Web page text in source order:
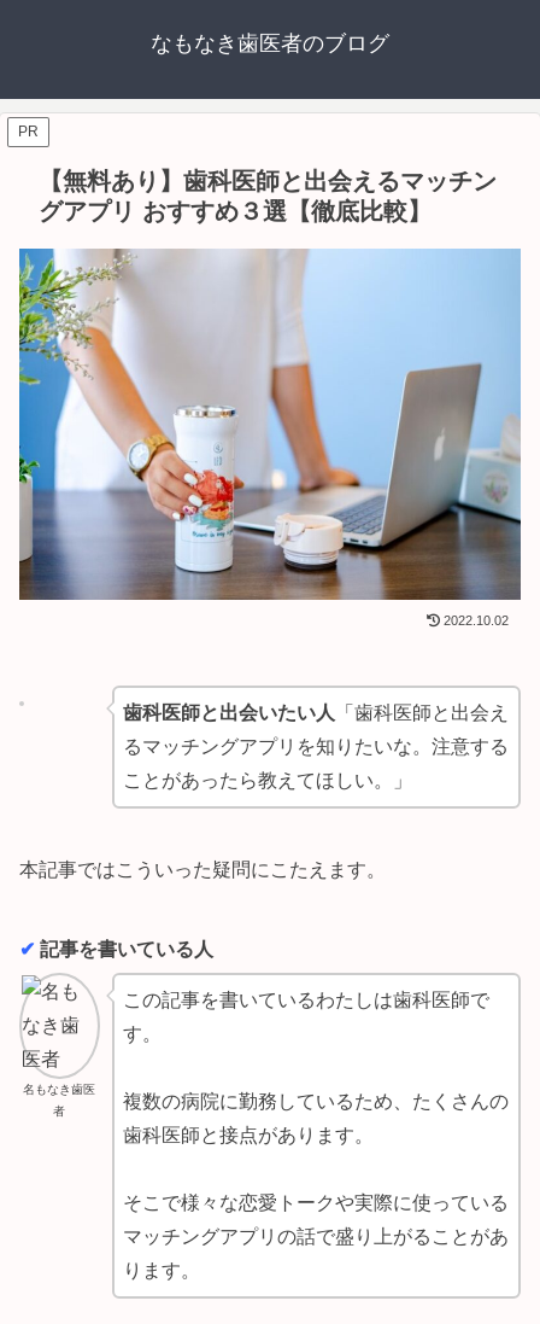
なもなき歯医者のブログ
PR
【無料あり】歯科医師と出会えるマッチン
グアプリ おすすめ３選【徹底比較】
2022.10.02
歯科医師と出会いたい人 「歯科医師と出会え
るマッチングアプリを知りたいな。注意する
ことがあったら教えてほしい。」
本記事ではこういった疑問にこたえます。
✔︎ 記事を書いている人
名もなき歯医
者
この記事を書いているわたしは歯科医師で
す。
複数の病院に勤務しているため、たくさんの
歯科医師と接点があります。
そこで様々な恋愛トークや実際に使っている
マッチングアプリの話で盛り上がることがあ
ります。